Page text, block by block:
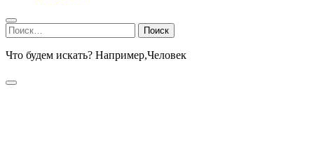
Найти:
Что будем искать? Например,Человек